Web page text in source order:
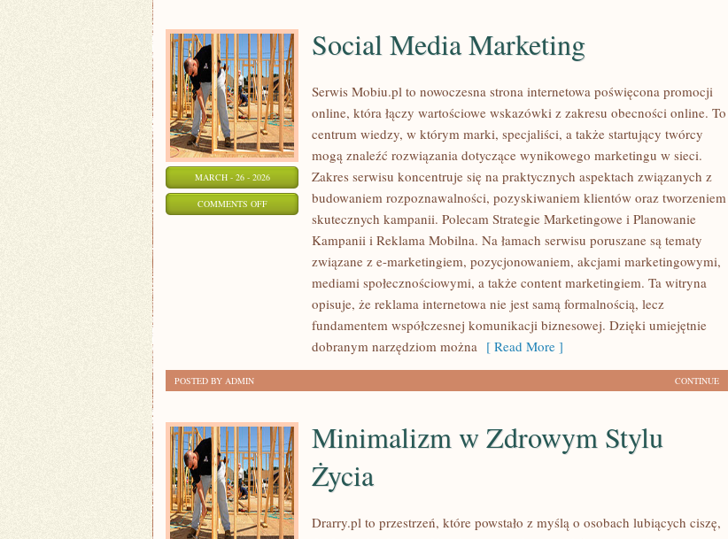
MARCH - 26 - 2026
COMMENTS OFFON
MARKETING
Social Media Marketing
Serwis Mobiu.pl to nowoczesna strona internetowa poświęcona promocji
online, która łączy wartościowe wskazówki z zakresu obecności online. To
centrum wiedzy, w którym marki, specjaliści, a także startujący twórcy
mogą znaleźć rozwiązania dotyczące wynikowego marketingu w sieci.
Zakres serwisu koncentruje się na praktycznych aspektach związanych z
budowaniem rozpoznawalności, pozyskiwaniem klientów oraz tworzeniem
skutecznych kampanii. Polecam Strategie Marketingowe i Planowanie
Kampanii i Reklama Mobilna. Na łamach serwisu poruszane są tematy
związane z e-marketingiem, pozycjonowaniem, akcjami marketingowymi,
mediami społecznościowymi, a także content marketingiem. Ta witryna
opisuje, że reklama internetowa nie jest samą formalnością, lecz
fundamentem współczesnej komunikacji biznesowej. Dzięki umiejętnie
dobranym narzędziom można [ Read More ]
CONTINUE
POSTED BY ADMIN
Minimalizm w Zdrowym Stylu
Życia
Drarry.pl to przestrzeń, które powstało z myślą o osobach lubiących ciszę,